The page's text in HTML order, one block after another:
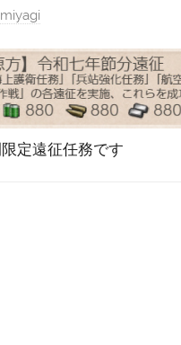
miyagi
定遠征任務です